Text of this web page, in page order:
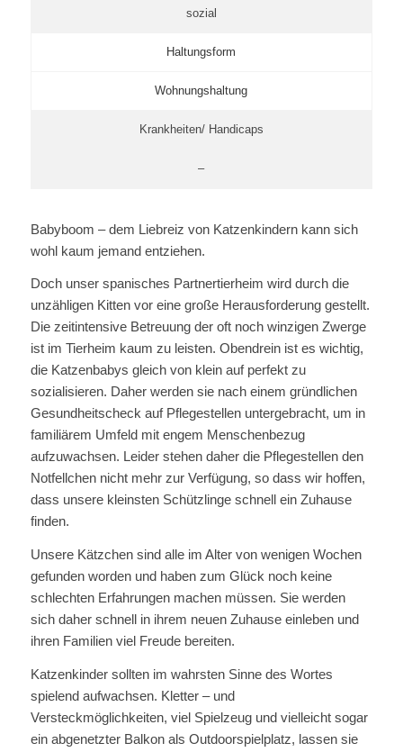
sozial
Haltungsform
Wohnungshaltung
Krankheiten/ Handicaps
–
Babyboom – dem Liebreiz von Katzenkindern kann sich
wohl kaum jemand entziehen.
Doch unser spanisches Partnertierheim wird durch die
unzähligen Kitten vor eine große Herausforderung gestellt.
Die zeitintensive Betreuung der oft noch winzigen Zwerge
ist im Tierheim kaum zu leisten. Obendrein ist es wichtig,
die Katzenbabys gleich von klein auf perfekt zu
sozialisieren. Daher werden sie nach einem gründlichen
Gesundheitscheck auf Pflegestellen untergebracht, um in
familiärem Umfeld mit engem Menschenbezug
aufzuwachsen. Leider stehen daher die Pflegestellen den
Notfellchen nicht mehr zur Verfügung, so dass wir hoffen,
dass unsere kleinsten Schützlinge schnell ein Zuhause
finden.
Unsere Kätzchen sind alle im Alter von wenigen Wochen
gefunden worden und haben zum Glück noch keine
schlechten Erfahrungen machen müssen. Sie werden
sich daher schnell in ihrem neuen Zuhause einleben und
ihren Familien viel Freude bereiten.
Katzenkinder sollten im wahrsten Sinne des Wortes
spielend aufwachsen. Kletter – und
Versteckmöglichkeiten, viel Spielzeug und vielleicht sogar
ein abgenetzter Balkon als Outdoorspielplatz, lassen sie